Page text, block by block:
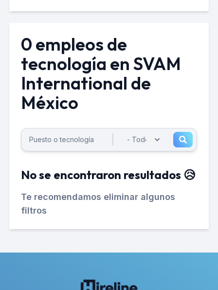
0 empleos de
tecnología en SVAM
International de
México
No se encontraron resultados 😥
Te recomendamos eliminar algunos
filtros